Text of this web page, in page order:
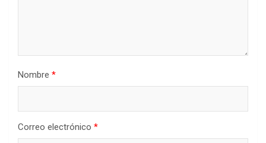
Nombre *
Correo electrónico *